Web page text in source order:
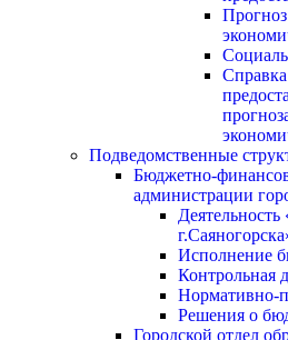
Подведомственные
Бюджетно-
администрации
Исполнение
Контрольная
Нормативно-
Решения о
Городской отдел